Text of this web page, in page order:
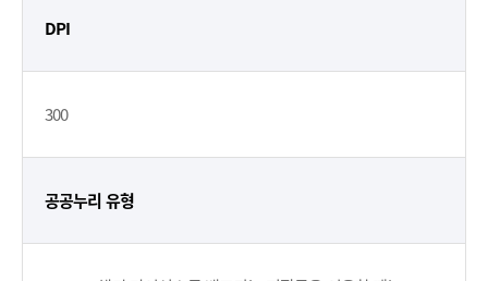
DPI
300
공공누리 유형